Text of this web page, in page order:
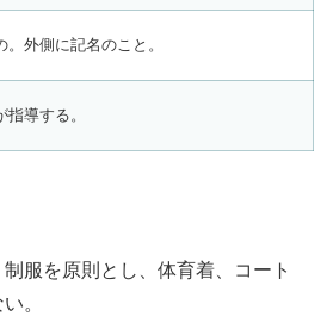
。外側に記名のこと。
導する。
服を原則とし、体育着、コート
。